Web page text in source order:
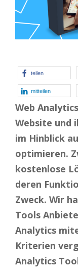
teilen
mitteilen
Web
Website und
im Hinblick
optimieren.
kostenlose
deren
Zweck. Wir
Tools
Analytics
Kriterien
Analytics